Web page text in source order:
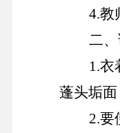
4.教
二
1.
蓬头垢面
2.要